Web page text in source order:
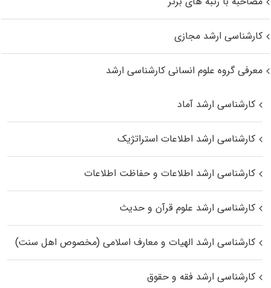
کارشناسی ارشد مجازی
معرفی گروه علوم انسانی کارشناسی ارشد
کارشناسی ارشد آماد
کارشناسی ارشد اطلاعات استراتژیک
کارشناسی ارشد اطلاعات و حفاظت اطلاعات
کارشناسی ارشد علوم قرآن و حدیث
کارشناسی ارشد الهیات و معارف اسلامی (مخصوص اهل سنت)
کارشناسی ارشد فقه و حقوق